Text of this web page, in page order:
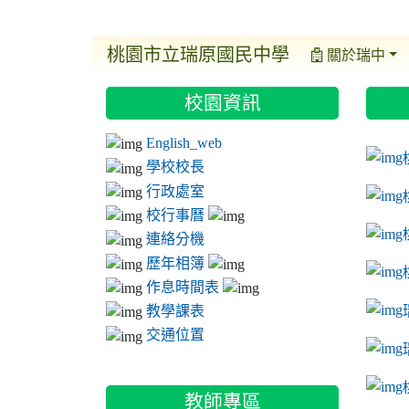
桃園市立瑞原國民中學 ::: 關於瑞中
link to
link to
::: 校園資訊
English_web
學校校長
行政處室
校行事曆
連絡分機
歷年相簿
作息時間表
教學課表
交通位置
教師專區